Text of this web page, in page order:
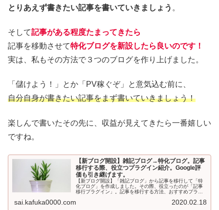
とりあえず書きたい記事を書いていきましょう 。
そして記事がある程度たまってきたら
記事を移動させて特化ブログを新設したら良いのです！
実は、私もその方法で３つのブログを作り上げました。
「儲けよう！」とか「PV稼ぐぞ」と意気込む前に、
自分自身が書きたい記事をまず書いていきましょう！
楽しんで書いたその先に、収益が見えてきたら一番嬉しい
ですね。
【新ブログ開設】雑記ブログ→特化ブログ。記事
移行する際、役立つプラグイン紹介。Google評
価も引き継げます。
【新ブログ開設】「雑記ブログ」から記事を移行して「特
化ブログ」を作成しました。その際、役立ったのが「記事
移行プラグイン」。記事を移行する方法、おすすめプラグ
sai.kafuka0000.com 2020.02.18